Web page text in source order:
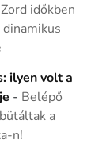
Zord időkben
ilyen volt a
- Belépő
a
n!